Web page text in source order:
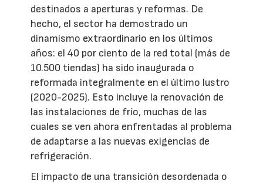
destinados a aperturas y reformas. De
hecho, el sector ha demostrado un
dinamismo extraordinario en los últimos
años: el 40 por ciento de la red total (más de
10.500 tiendas) ha sido inaugurada o
reformada integralmente en el último lustro
(2020-2025). Esto incluye la renovación de
las instalaciones de frío, muchas de las
cuales se ven ahora enfrentadas al problema
de adaptarse a las nuevas exigencias de
refrigeración.
El impacto de una transición desordenada o